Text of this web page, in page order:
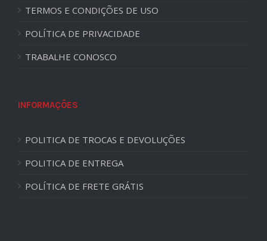
TERMOS E CONDIÇÕES DE USO
POLÍTICA DE PRIVACIDADE
TRABALHE CONOSCO
INFORMAÇÕES
POLITICA DE TROCAS E DEVOLUÇÕES
POLITICA DE ENTREGA
POLÍTICA DE FRETE GRÁTIS